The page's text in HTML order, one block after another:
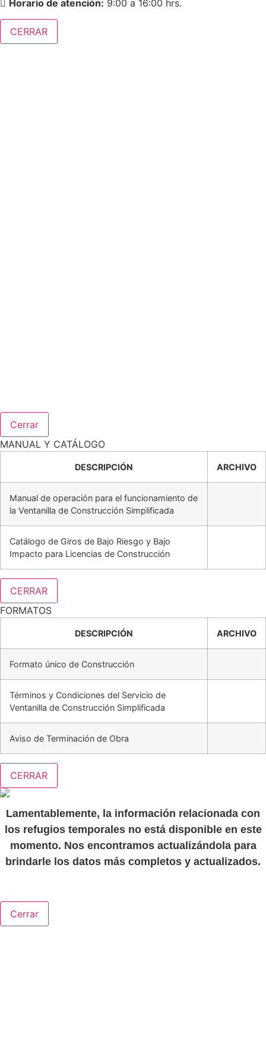
Horario de atención: 9:00 a 16:00 hrs.
CERRAR
Cerrar
MANUAL Y CATÁLOGO
DESCRIPCIÓN ARCHIVO
Manual de operación para el funcionamiento de
la Ventanilla de Construcción Simplificada
Catálogo de Giros de Bajo Riesgo y Bajo
Impacto para Licencias de Construcción
CERRAR
FORMATOS
DESCRIPCIÓN ARCHIVO
Formato único de Construcción
Términos y Condiciones del Servicio de
Ventanilla de Construcción Simplificada
Aviso de Terminación de Obra
CERRAR
Lamentablemente, la información relacionada con
los refugios temporales no está disponible en este
momento. Nos encontramos actualizándola para
brindarle los datos más completos y actualizados.
Cerrar